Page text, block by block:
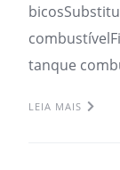
tanque
LEIA MAIS